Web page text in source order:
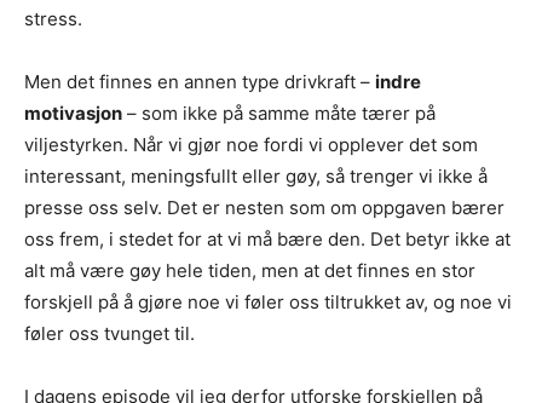
stress.
Men det finnes en annen type drivkraft – indre
motivasjon – som ikke på samme måte tærer på
viljestyrken. Når vi gjør noe fordi vi opplever det som
interessant, meningsfullt eller gøy, så trenger vi ikke å
presse oss selv. Det er nesten som om oppgaven bærer
oss frem, i stedet for at vi må bære den. Det betyr ikke at
alt må være gøy hele tiden, men at det finnes en stor
forskjell på å gjøre noe vi føler oss tiltrukket av, og noe vi
føler oss tvunget til.
I dagens episode vil jeg derfor utforske forskjellen på